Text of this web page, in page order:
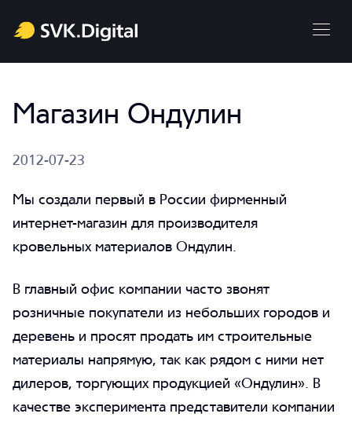
Магазин Ондулин
2012-07-23
Мы создали первый в России фирменный
интернет-магазин для производителя
кровельных материалов Ондулин.
В главный офис компании часто звонят
розничные покупатели из небольших городов и
деревень и просят продать им строительные
материалы напрямую, так как рядом с ними нет
дилеров, торгующих продукцией «Ондулин». В
качестве эксперимента представители компании